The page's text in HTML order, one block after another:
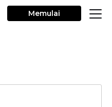
Memulai